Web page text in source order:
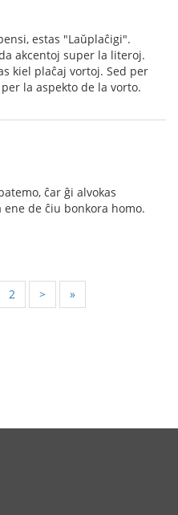
estas "Laŭplaĉigi".
akcentoj super la literoj.
kiel plaĉaj vortoj. Sed per
la aspekto de la vorto.
ĉar ĝi alvokas
de ĉiu bonkora homo.
2 > »